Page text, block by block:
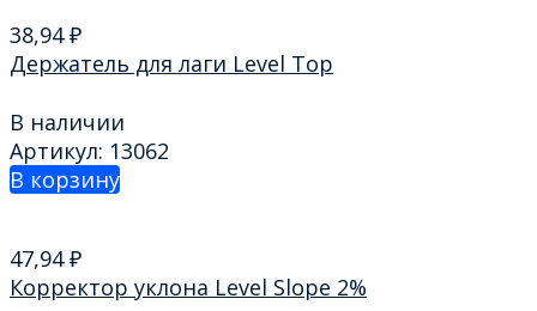
38,94₽
Держатель для лаги Level Top
В наличии
Артикул: 13062
В корзину
47,94₽
Корректор уклона Level Slope 2%